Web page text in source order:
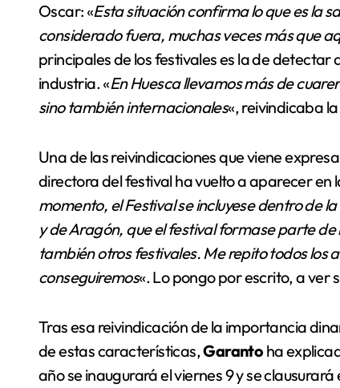
Oscar: «Esta situación confirma lo que es la
considerado fuera, muchas veces más que
principales de los festivales es la de
industria. «En Huesca llevamos más de
sino también internacionales«, reivindicaba
Una de las reivindicaciones que viene
directora del festival ha vuelto a aparecer en
momento, el Festival se incluyese dentro de
y de Aragón, que el festival formase parte
también otros festivales. Me repito todos los
conseguiremos«. Lo pongo por escrito, a ver
Tras esa reivindicación de la importancia
de estas características,Garanto ha
año se inaugurará el viernes 9 y se